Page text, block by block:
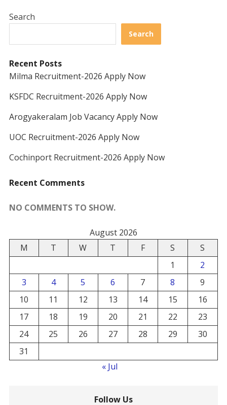
Search
Search
Recent Posts
Milma Recruitment-2026 Apply Now
KSFDC Recruitment-2026 Apply Now
Arogyakeralam Job Vacancy Apply Now
UOC Recruitment-2026 Apply Now
Cochinport Recruitment-2026 Apply Now
Recent Comments
NO COMMENTS TO SHOW.
August 2026
M
T W T F S
S
1
2
3
4 5 6 7 8
9
10
11 12 13 14 15
16
17
18 19 20 21 22
23
24
25 26 27 28 29
30
31
« Jul
Follow Us